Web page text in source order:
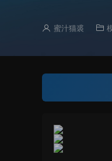
蜜汁猫裘